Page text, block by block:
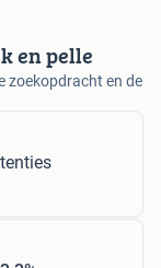
en pelle
zoekopdracht en de